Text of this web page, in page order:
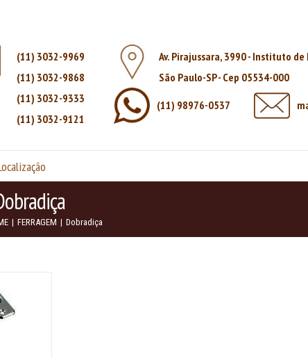
(11) 3032-9969
(11) 3032-9868
(11) 3032-9333
(11) 3032-9121
Av. Pirajussara, 3990 - Instituto de
São Paulo-SP - Cep 05534-000
(11) 98976-0537
| FERRAGEM | Dobradiça